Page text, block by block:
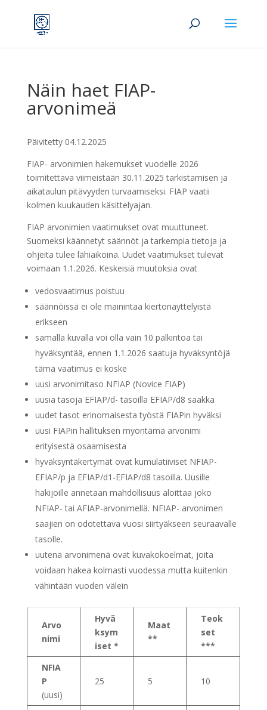
Näin haet FIAP-
arvonimeä
Päivitetty 04.12.2025
FIAP- arvonimien hakemukset vuodelle 2026
toimitettava viimeistään 30.11.2025 tarkistamisen ja
aikataulun pitävyyden turvaamiseksi. FIAP vaatii
kolmen kuukauden käsittelyajan.
FIAP arvonimien vaatimukset ovat muuttuneet.
Suomeksi käännetyt säännöt ja tarkempia tietoja ja
ohjeita tulee lähiaikoina. Uudet vaatimukset tulevat
voimaan 1.1.2026. Keskeisiä muutoksia ovat
vedosvaatimus poistuu
säännöissä ei ole mainintaa kiertonäyttelyistä
erikseen
samalla kuvalla voi olla vain 10 palkintoa tai
hyväksyntää, ennen 1.1.2026 saatuja hyväksyntöjä
tämä vaatimus ei koske
uusi arvonimitaso NFIAP (Novice FIAP)
uusia tasoja EFIAP/d- tasoilla EFIAP/d8 saakka
uudet tasot erinomaisesta työstä FIAPin hyväksi
uusi FIAPin hallituksen myöntämä arvonimi
erityisestä osaamisesta
hyväksyntäkertymät ovat kumulatiiviset NFIAP-
EFIAP/p ja EFIAP/d1-EFIAP/d8 tasoilla. Uusille
hakijoille annetaan mahdollisuus aloittaa joko
NFIAP- tai AFIAP-arvonimellä. NFIAP- arvonimen
saajien on odotettava vuosi siirtyäkseen seuraavalle
tasolle.
uutena arvonimenä ovat kuvakokoelmat, joita
voidaan hakea kolmasti vuodessa mutta kuitenkin
vähintään vuoden välein
Arvo
nimi
Hyvä
ksym
iset *
Maat
**
Teok
set
***
NFIA
P
(uusi)
25 5 10